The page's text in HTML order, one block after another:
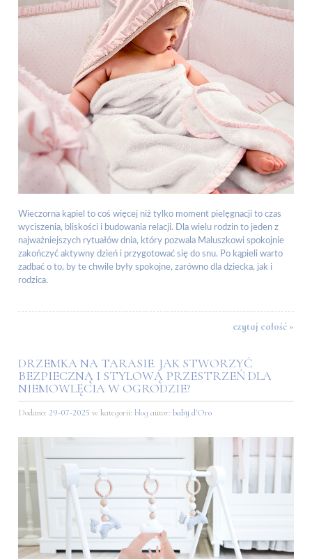
Wieczorna kąpiel to coś więcej niż tylko moment pielęgnacji to czas
wyciszenia, bliskości i budowania relacji. Dla wielu rodzin to jeden z
najważniejszych rytuałów dnia, który pozwala Maluszkowi spokojnie
zakończyć aktywny dzień i przygotować się do snu. Po kąpieli warto
zadbać o to, by te chwile były spokojne, zarówno dla dziecka, jak i
rodzica.
czytaj całość »
DRZEMKA NA TARASIE. JAK STWORZYĆ
BEZPIECZNĄ I STYLOWĄ PRZESTRZEŃ DLA
NIEMOWLĘCIA W OGRODZIE?
Dodano: 29-07-2025 w kategorii: blog autor: baby d'Oro